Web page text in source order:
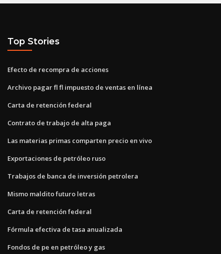
Top Stories
Efecto de recompra de acciones
Archivo pagar fl fl impuesto de ventas en línea
Carta de retención federal
Contrato de trabajo de alta paga
Las materias primas comparten precio en vivo
Exportaciones de petróleo ruso
Trabajos de banca de inversión petrolera
Mismo maldito futuro letras
Carta de retención federal
Fórmula efectiva de tasa anualizada
Fondos de pe en petróleo y gas